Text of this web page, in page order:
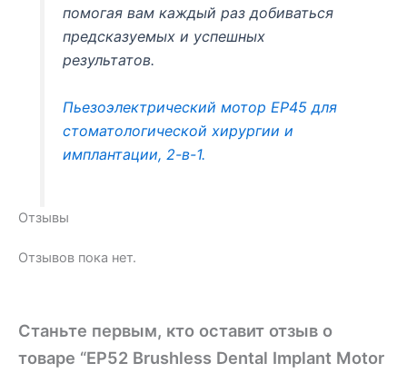
помогая вам каждый раз добиваться
предсказуемых и успешных
результатов.
Пьезоэлектрический мотор EP45 для
стоматологической хирургии и
имплантации, 2-в-1.
Отзывы
Отзывов пока нет.
Станьте первым, кто оставит отзыв о
товаре “EP52 Brushless Dental Implant Motor